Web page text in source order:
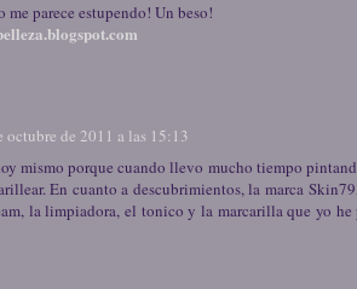
parece estupendo! Un beso!
octubre de 2011 a las 15:13
mismo porque cuando llevo mucho tiempo
En cuanto a descubrimientos, la marca
la limpiadora, el tonico y la marcarilla que yo he